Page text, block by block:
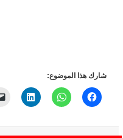
شارك هذا الموضوع: